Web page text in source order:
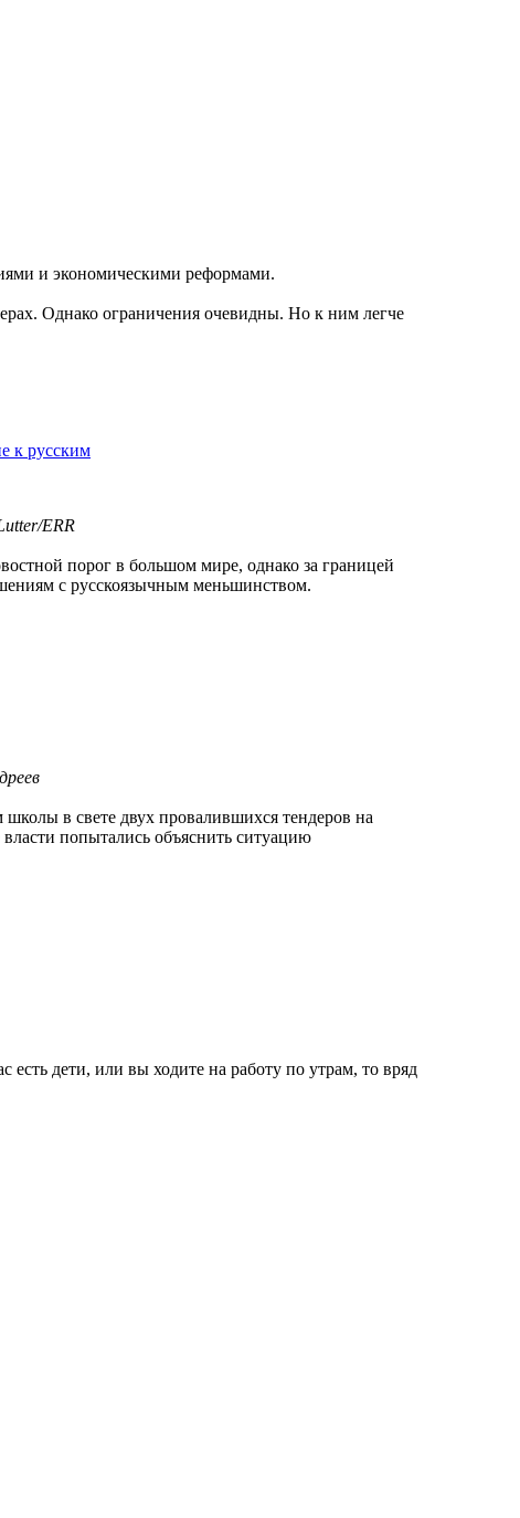
и экономическими реформами.
Однако ограничения очевидны. Но к ним легче
к русским
ERR
порог в большом мире, однако за границей
с русскоязычным меньшинством.
в свете двух провалившихся тендеров на
попытались объяснить ситуацию
есть дети, или вы ходите на работу по утрам, то вряд